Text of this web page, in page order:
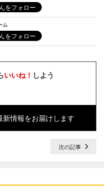
ム
いいね！ しよう
情報をお届けします
次の記事